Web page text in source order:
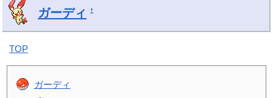
ガーディ †
TOP
ガーディ